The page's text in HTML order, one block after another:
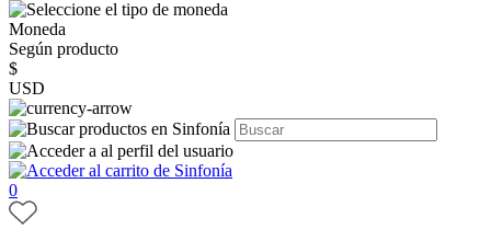
Moneda
Según producto
$
USD
0